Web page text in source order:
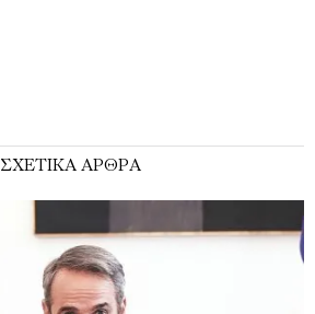
ΣΧΕΤΙΚΑ ΑΡΘΡΑ